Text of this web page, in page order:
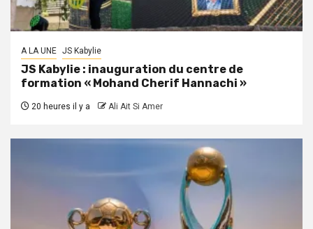
A LA UNE JS Kabylie
JS Kabylie : inauguration du centre de
formation « Mohand Cherif Hannachi »
20 heures il y a Ali Ait Si Amer